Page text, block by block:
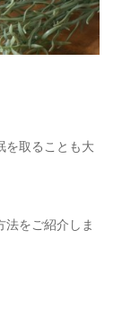
取ることも大
法をご紹介しま